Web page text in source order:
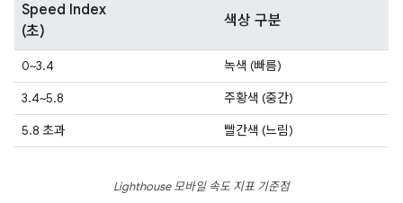
Speed Index
(초)
색상 구분
0~3.4
녹색 (빠름)
3.4~5.8
주황색 (중간)
5.8 초과
빨간색 (느림)
Lighthouse 모바일 속도 지표 기준점